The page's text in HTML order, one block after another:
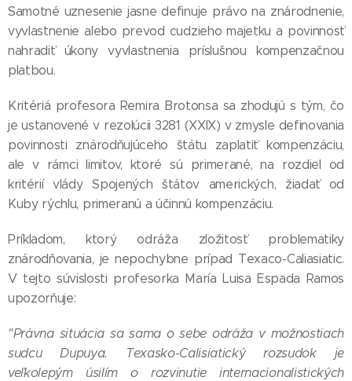
Samotné uznesenie jasne definuje právo na znárodnenie,
vyvlastnenie alebo prevod cudzieho majetku a povinnosť
nahradiť úkony vyvlastnenia príslušnou kompenzačnou
platbou.
Kritériá profesora Remira Brotonsa sa zhodujú s tým, čo
je ustanovené v rezolúcii 3281 (XXIX) v zmysle definovania
povinnosti znárodňujúceho štátu zaplatiť kompenzáciu,
ale v rámci limitov, ktoré sú primerané, na rozdiel od
kritérií vlády Spojených štátov amerických, žiadať od
Kuby rýchlu, primeranú a účinnú kompenzáciu.
Príkladom, ktorý odráža zložitosť problematiky
znárodňovania, je nepochybne prípad Texaco-Caliasiatic.
V tejto súvislosti profesorka María Luisa Espada Ramos
upozorňuje:
"Právna situácia sa sama o sebe odráža v možnostiach
sudcu Dupuya. Texasko-Calisiatický rozsudok je
veľkolepým úsilím o rozvinutie internacionalistických